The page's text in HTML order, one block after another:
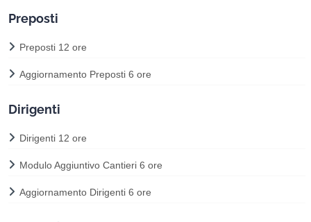
Preposti
Preposti 12 ore
Aggiornamento Preposti 6 ore
Dirigenti
Dirigenti 12 ore
Modulo Aggiuntivo Cantieri 6 ore
Aggiornamento Dirigenti 6 ore